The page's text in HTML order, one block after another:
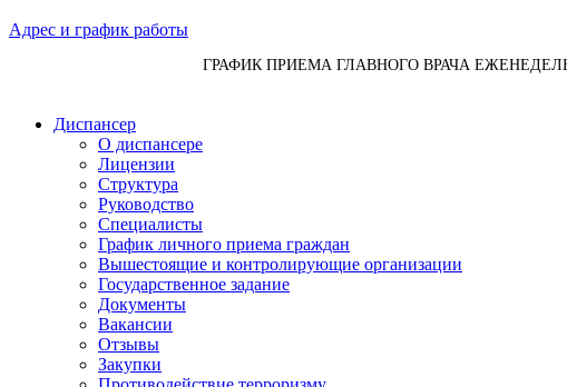
Адрес и график работы
ГРАФИК ПРИЕМА ГЛАВНОГО ВРАЧА
Диспансер
О диспансере
Лицензии
Структура
Руководство
Специалисты
График личного приема граждан
Вышестоящие и контролирующие организации
Государственное задание
Документы
Вакансии
Отзывы
Закупки